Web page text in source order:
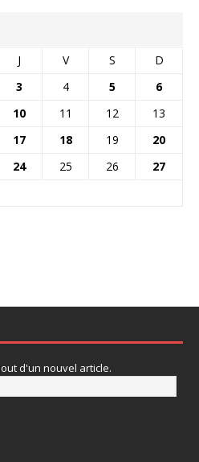
J V S
D
3 4 5
6
10 11 12
13
17 18 19
20
24 25 26
27
d'un nouvel article.